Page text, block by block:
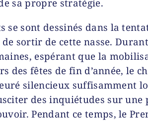
sa propre stratégie.
se sont dessinés dans la
sortir de cette nasse.
espérant que la
des fêtes de fin d’année, le
silencieux suffisamment
des inquiétudes sur une
Pendant ce temps, le